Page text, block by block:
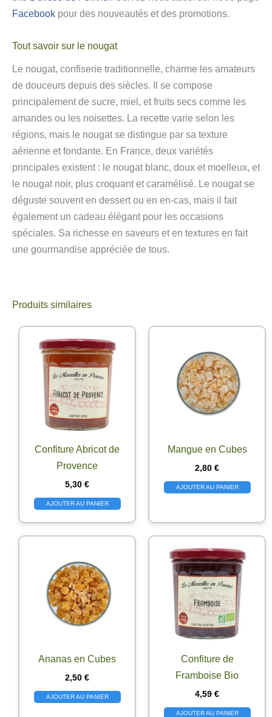
Facebook pour des nouveautés et des promotions.
Tout savoir sur le nougat
Le nougat, confiserie traditionnelle, charme les amateurs
de douceurs depuis des siècles. Il se compose
principalement de sucre, miel, et fruits secs comme les
amandes ou les noisettes. La recette varie selon les
régions, mais le nougat se distingue par sa texture
aérienne et fondante. En France, deux variétés
principales existent : le nougat blanc, doux et moelleux, et
le nougat noir, plus croquant et caramélisé. Le nougat se
déguste souvent en dessert ou en en-cas, mais il fait
également un cadeau élégant pour les occasions
spéciales. Sa richesse en saveurs et en textures en fait
une gourmandise appréciée de tous.
Produits similaires
Confiture Abricot de
Provence
5,30 €
AJOUTER AU PANIER
Mangue en Cubes
2,80 €
AJOUTER AU PANIER
Ananas en Cubes
2,50 €
AJOUTER AU PANIER
Confiture de
Framboise Bio
4,59 €
AJOUTER AU PANIER